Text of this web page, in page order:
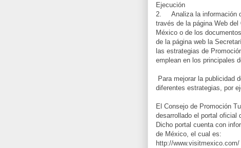
Ejecución
2. Analiza la información
través de la página Web
México o de los
de la página web la
las estrategias de
emplean en los principales
Para mejorar la publicidad
diferentes estrategias, por
El Consejo de Promoción
desarrollado el portal oficial
Dicho portal cuenta con
de México, el cual es:
http://www.visitmexico.com/